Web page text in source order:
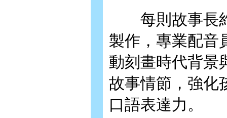
每則故事長約
製作，專業配音
動刻畫時代背景
故事情節，強化
口語表達力。